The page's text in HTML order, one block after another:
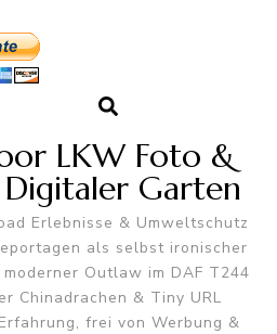
LKW Foto &
Digitaler Garten
Erlebnisse & Umweltschutz
als selbst ironischer
Outlaw im DAF T244
Chinadrachen & Tiny URL
frei von Werbung &